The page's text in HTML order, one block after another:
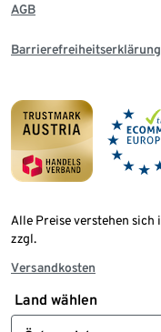
AGB
Barrierefreiheitserklärung
Alle Preise verstehen
zzgl.
Versandkosten
Land wählen